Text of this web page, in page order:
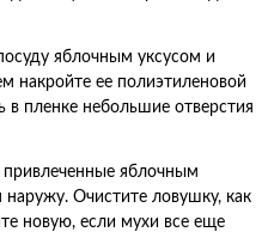
яблочным уксусом и
накройте ее полиэтиленовой
пленке небольшие отверстия
яблочным
наружу. Очистите ловушку, как
новую, если мухи все еще